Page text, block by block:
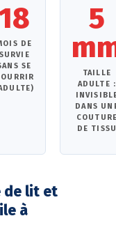
DE
SURVIE
SE
5
TAILLE
ADULTE :
DANS
DE
de lit et
à